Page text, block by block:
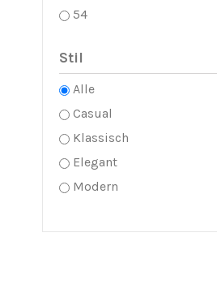
54
Stil
Alle
Casual
Klassisch
Elegant
Modern